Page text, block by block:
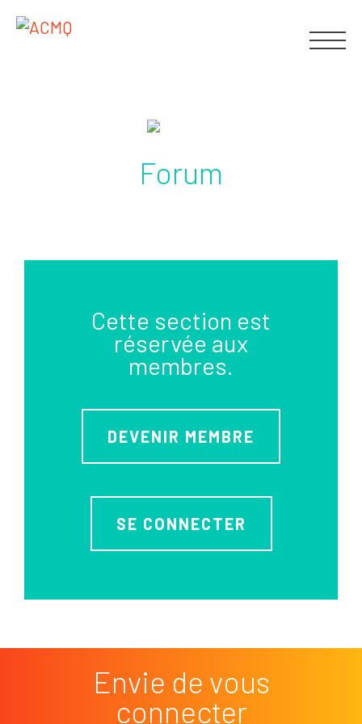
Forum
Cette section est
réservée aux
membres.
DEVENIR MEMBRE
SE CONNECTER
Envie de vous
connecter